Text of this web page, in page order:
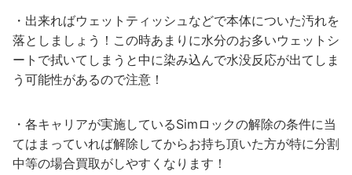
・出来ればウェットティッシュなどで本体についた汚れを
落としましょう！この時あまりに水分のお多いウェットシ
ートで拭いてしまうと中に染み込んで水没反応が出てしま
う可能性があるので注意！
・各キャリアが実施しているSimロックの解除の条件に当
てはまっていれば解除してからお持ち頂いた方が特に分割
中等の場合買取がしやすくなります！